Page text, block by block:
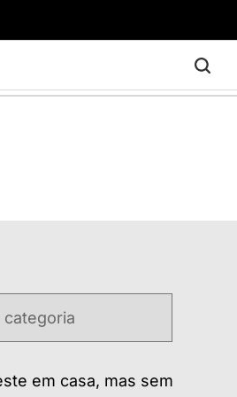
em casa, mas sem